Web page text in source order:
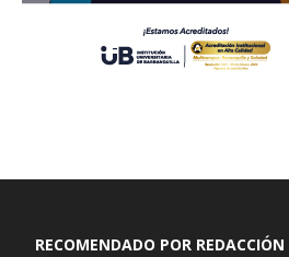
RECOMENDADO POR REDACCIÓN